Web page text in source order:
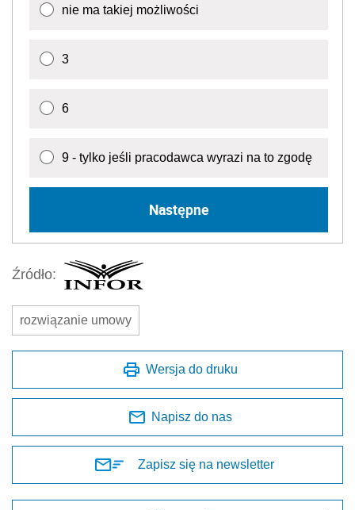
nie ma takiej możliwości
3
6
9 - tylko jeśli pracodawca wyrazi na to zgodę
Następne
Źródło:
rozwiązanie umowy
Wersja do druku
Napisz do nas
Zapisz się na newsletter